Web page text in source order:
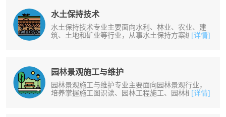
水土保持技术
水土保持技术专业主要面向水利、林业、农业、建
筑、土地和矿业等行业，从事水土保持方案编制，
[详情]
园林景观施工与维护
园林景观施工与维护专业主要面向园林景观行业，
培养掌握施工图识读、园林工程施工、园林植物栽
[详情]